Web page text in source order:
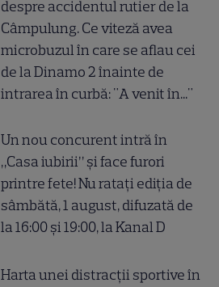
despre accidentul rutier de la
Câmpulung. Ce viteză avea
microbuzul în care se aflau cei
de la Dinamo 2 înainte de
intrarea în curbă: "A venit în..."
Un nou concurent intră în
„Casa iubirii” și face furori
printre fete! Nu ratați ediția de
sâmbătă, 1 august, difuzată de
la 16:00 și 19:00, la Kanal D
Harta unei distracții sportive în